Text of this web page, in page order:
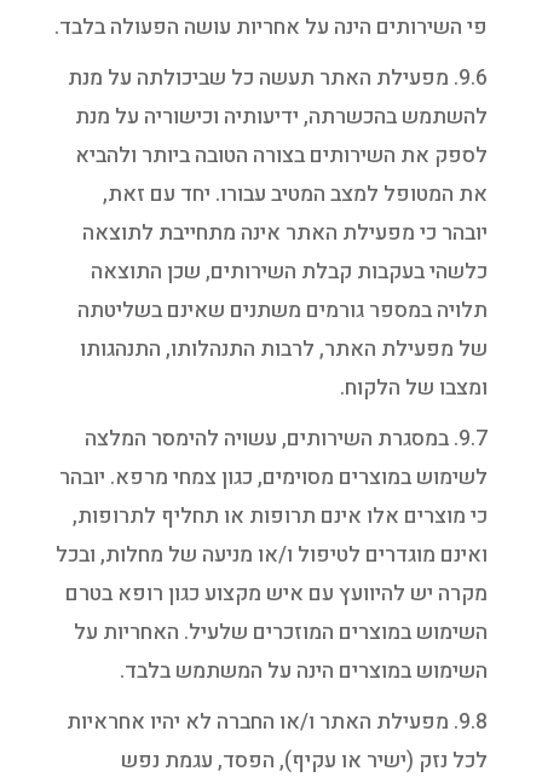
פי השירותים הינה על אחריות עושה הפעולה בלבד.
9.6. מפעילת האתר תעשה כל שביכולתה על מנת
להשתמש בהכשרתה, ידיעותיה וכישוריה על מנת
לספק את השירותים בצורה הטובה ביותר ולהביא
את המטופל למצב המטיב עבורו. יחד עם זאת,
יובהר כי מפעילת האתר אינה מתחייבת לתוצאה
כלשהי בעקבות קבלת השירותים, שכן התוצאה
תלויה במספר גורמים משתנים שאינם בשליטתה
של מפעילת האתר, לרבות התנהלותו, התנהגותו
ומצבו של הלקוח.
9.7. במסגרת השירותים, עשויה להימסר המלצה
לשימוש במוצרים מסוימים, כגון צמחי מרפא. יובהר
כי מוצרים אלו אינם תרופות או תחליף לתרופות,
ואינם מוגדרים לטיפול ו/או מניעה של מחלות, ובכל
מקרה יש להיוועץ עם איש מקצוע כגון רופא בטרם
השימוש במוצרים המוזכרים שלעיל. האחריות על
השימוש במוצרים הינה על המשתמש בלבד.
9.8. מפעילת האתר ו/או החברה לא יהיו אחראיות
לכל נזק (ישיר או עקיף), הפסד, עגמת נפש